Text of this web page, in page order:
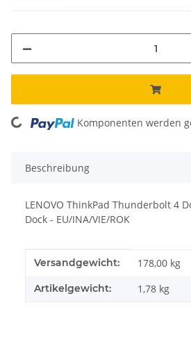
Loading... Komponenten werden
Beschreibung
LENOVO ThinkPad Thunderbolt 4
Dock - EU/INA/VIE/ROK
Produkteigenschaft
Wert
Versandgewicht: 178,00 kg
Artikelgewicht: 1,78 kg